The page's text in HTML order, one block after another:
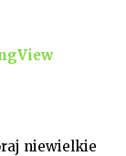
niewielkie